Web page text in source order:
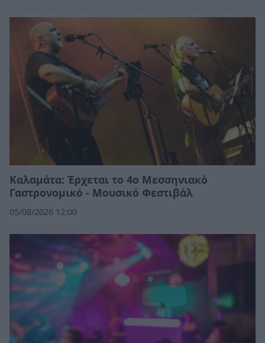
Καλαμάτα: Έρχεται το 4ο Μεσσηνιακό
Γαστρονομικό - Μουσικό Φεστιβάλ
05/08/2026 12:00